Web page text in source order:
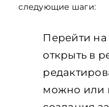
следующие шаги:
Перейти на
открыть в
можно или